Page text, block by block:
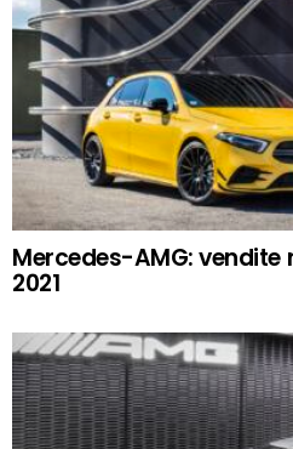
Mercedes-AMG: vendite
2021